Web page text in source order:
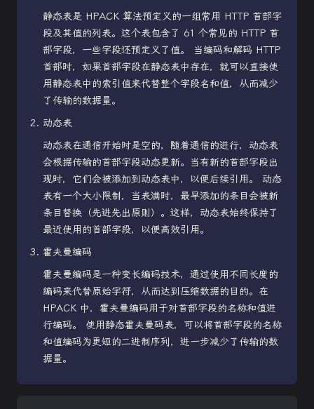
静态表是 HPACK 算法预定义的一组常用 HTTP 首部字
段及其值的列表。这个表包含了 61 个常见的 HTTP 首
部字段，一些字段还预定义了值。 当编码和解码 HTTP
首部时，如果首部字段在静态表中存在，就可以直接使
用静态表中的索引值来代替整个字段名和值，从而减少
了传输的数据量。
动态表
动态表在通信开始时是空的，随着通信的进行，动态表
会根据传输的首部字段动态更新。当有新的首部字段出
现时，它们会被添加到动态表中，以便后续引用。 动态
表有一个大小限制，当表满时，最早添加的条目会被新
条目替换（先进先出原则）。这样，动态表始终保持了
最近使用的首部字段，以便高效引用。
霍夫曼编码
霍夫曼编码是一种变长编码技术，通过使用不同长度的
编码来代替原始字符，从而达到压缩数据的目的。在
HPACK 中，霍夫曼编码用于对首部字段的名称和值进
行编码。 使用静态霍夫曼码表，可以将首部字段的名称
和值编码为更短的二进制序列，进一步减少了传输的数
据量。